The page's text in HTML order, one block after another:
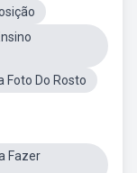
Foto Do Rosto
Fazer